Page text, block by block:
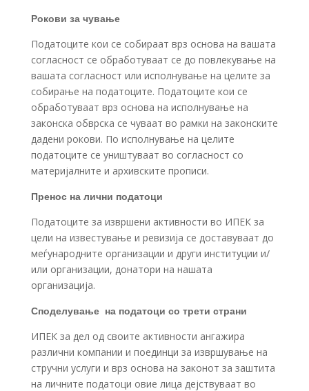
Рокови за чување
Податоците кои се собираат врз основа на вашата
согласност се обработуваат се до повлекување на
вашата согласност или исполнување на целите за
собирање на податоците. Податоците кои се
обработуваат врз основа на исполнување на
законска обврска се чуваат во рамки на законските
дадени рокови. По исполнување на целите
податоците се уништуваат во согласност со
материјалните и архивските прописи.
Пренос на лични податоци
Податоците за извршени активности во ИПЕК за
цели на известување и ревизија се доставуваат до
меѓународните организации и други институции и/
или организации, донатори на нашата
организација.
Споделување на податоци со трети страни
ИПЕК за дел од своите активности ангажира
различни компании и поединци за извршување на
стручни услуги и врз основа на законот за заштита
на личните податоци овие лица дејствуваат во